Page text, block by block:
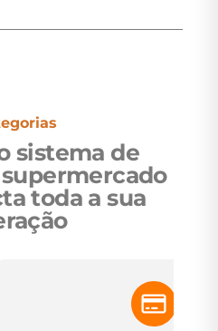
sistema de
toda a sua